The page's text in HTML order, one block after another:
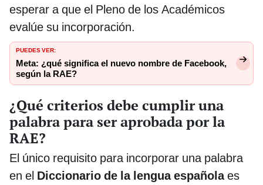
esperar a que el Pleno de los Académicos
evalúe su incorporación.
PUEDES VER:
Meta: ¿qué significa el nuevo nombre de Facebook,
según la RAE?
¿Qué criterios debe cumplir una
palabra para ser aprobada por la
RAE?
El único requisito para incorporar una palabra
en el Diccionario de la lengua españolaes